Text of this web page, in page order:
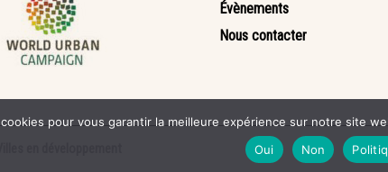
Évènements
Nous contacter
pour vous garantir la meilleure expérience sur notre site
Oui
Non